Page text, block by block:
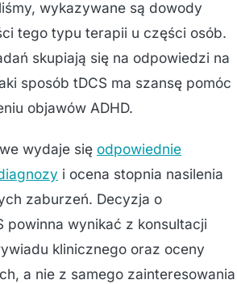
wykazywane są dowody
tego typu terapii u części osób.
skupiają się na odpowiedzi na
sposób tDCS ma szansę pomóc
objawów ADHD.
wydaje się odpowiednie
i ocena stopnia nasilenia
zaburzeń. Decyzja o
powinna wynikać z konsultacji
klinicznego oraz oceny
a nie z samego zainteresowania